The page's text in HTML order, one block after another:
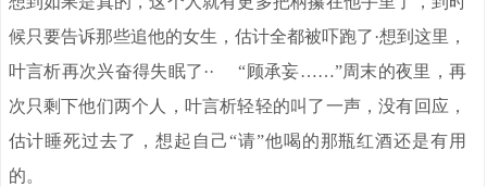
候只要告诉那些追他的女生，估计全都被吓跑了·想到这里，
叶言析再次兴奋得失眠了·· “顾承妄……”周末的夜里，再
次只剩下他们两个人，叶言析轻轻的叫了一声，没有回应，
估计睡死过去了，想起自己“请”他喝的那瓶红酒还是有用
的。